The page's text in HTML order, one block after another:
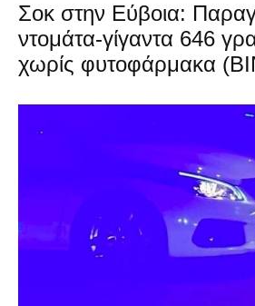
Σοκ στην Εύβοια:
ντομάτα-γίγαντα 646
χωρίς φυτοφάρμακα